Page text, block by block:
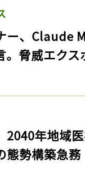
ー、Claude
。脅威エク
2040年地域
態勢構築急務